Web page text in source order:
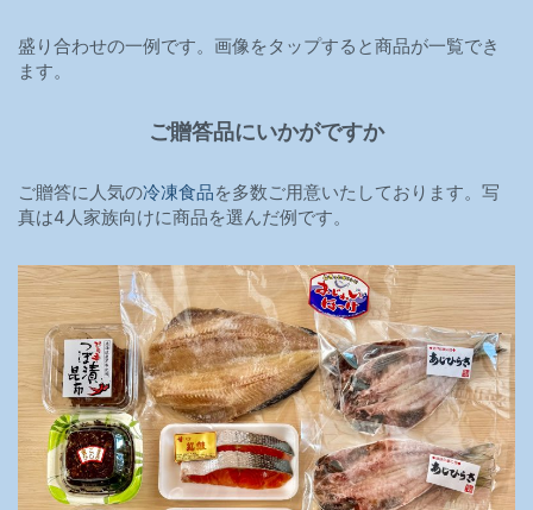
盛り合わせの一例です。画像をタップすると商品が一覧でき
ます。
ご贈答品にいかがですか
ご贈答に人気の冷凍食品を多数ご用意いたしております。写
真は4人家族向けに商品を選んだ例です。